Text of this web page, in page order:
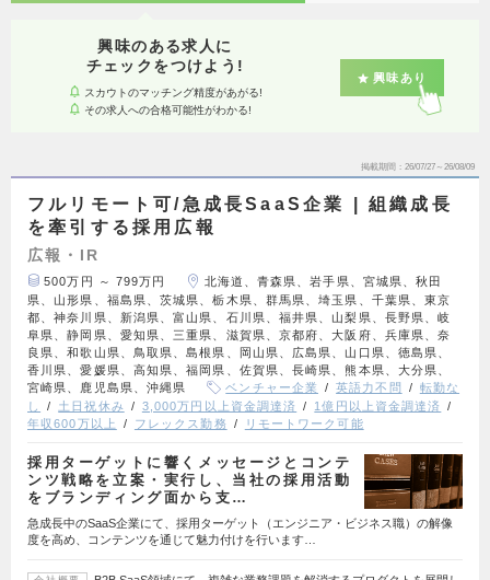
興味のある求人に
チェックをつけよう!
スカウトのマッチング精度があがる!
その求人への合格可能性がわかる!
興味あり
掲載期間 26/07/27～26/08/09
フルリモート可/急成長SaaS企業 | 組織成長
を牽引する採用広報
広報・IR
500万円 ～ 799万円
北海道、青森県、岩手県、宮城県、秋田
県、山形県、福島県、茨城県、栃木県、群馬県、埼玉県、千葉県、東京
都、神奈川県、新潟県、富山県、石川県、福井県、山梨県、長野県、岐
阜県、静岡県、愛知県、三重県、滋賀県、京都府、大阪府、兵庫県、奈
良県、和歌山県、鳥取県、島根県、岡山県、広島県、山口県、徳島県、
香川県、愛媛県、高知県、福岡県、佐賀県、長崎県、熊本県、大分県、
宮崎県、鹿児島県、沖縄県
ベンチャー企業 英語力不問
転勤な
し
土日祝休み 3,000万円以上資金調達済
1億円以上資金調達済
年収600万以上
フレックス勤務 リモートワーク可能
採用ターゲットに響くメッセージとコンテ
ンツ戦略を立案・実行し、当社の採用活動
をブランディング面から支…
急成長中のSaaS企業にて、採用ターゲット（エンジニア・ビジネス職）の解像
度を高め、コンテンツを通じて魅力付けを行います…